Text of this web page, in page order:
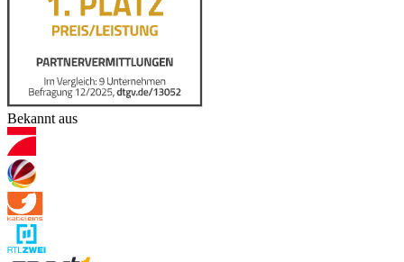
Bekannt aus